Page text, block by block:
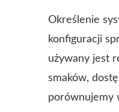
Określenie
konfiguracji
używany jest
smaków,
porównujemy